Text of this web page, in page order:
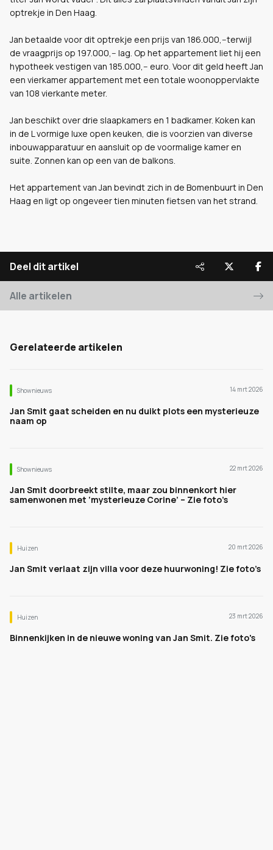
optrekje in Den Haag.
Jan betaalde voor dit optrekje een prijs van 186.000,--terwijl
de vraagprijs op 197.000,-- lag. Op het appartement liet hij een
hypotheek vestigen van 185.000,-- euro. Voor dit geld heeft Jan
een vierkamer appartement met een totale woonoppervlakte
van 108 vierkante meter.
Jan beschikt over drie slaapkamers en 1 badkamer. Koken kan
in de L vormige luxe open keuken, die is voorzien van diverse
inbouwapparatuur en aansluit op de voormalige kamer en
suite. Zonnen kan op een van de balkons.
Het appartement van Jan bevindt zich in de Bomenbuurt in Den
Haag en ligt op ongeveer tien minuten fietsen van het strand.
Deel dit artikel
Alle artikelen
Gerelateerde artikelen
Shownieuws 14 mrt 2026
Jan Smit gaat scheiden en nu duikt plots een mysterieuze
naam op
Shownieuws 22 mrt 2026
Jan Smit doorbreekt stilte, maar zou binnenkort hier
samenwonen met ‘mysterieuze Corine’ – Zie foto’s
Huizen 20 mrt 2026
Jan Smit verlaat zijn villa voor deze huurwoning! Zie foto’s
Huizen 23 mrt 2026
Binnenkijken in de nieuwe woning van Jan Smit. Zie foto's